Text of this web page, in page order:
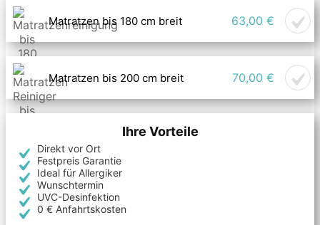
Matratzen bis 180 cm breit 63,00 €
Matratzen bis 200 cm breit 70,00 €
Ihre Vorteile
Direkt vor Ort
Festpreis Garantie
Ideal für Allergiker
Wunschtermin
UVC-Desinfektion
0 € Anfahrtskosten